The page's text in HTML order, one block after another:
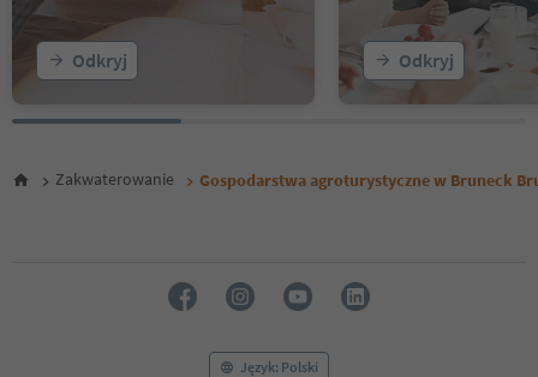
Odkryj Odkryj
Zakwaterowanie Gospodarstwa agroturystyczne w Bruneck
Język: Polski